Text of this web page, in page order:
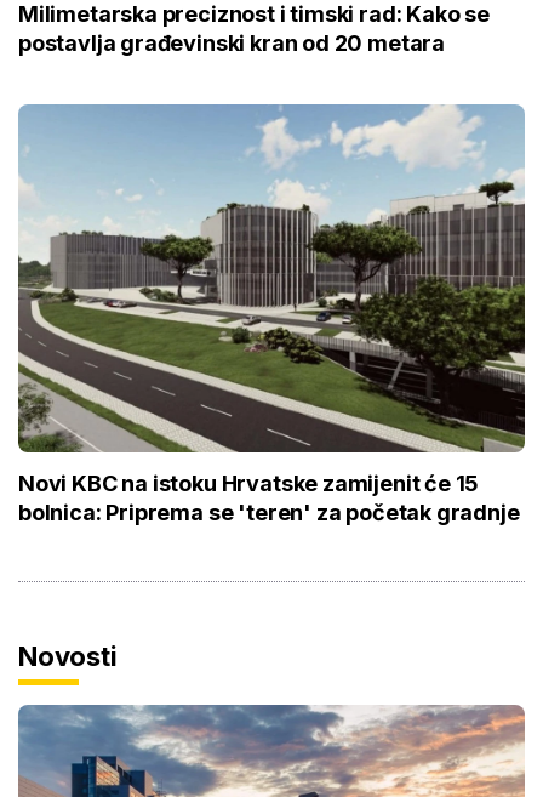
Milimetarska preciznost i timski rad: Kako se
postavlja građevinski kran od 20 metara
Novi KBC na istoku Hrvatske zamijenit će 15
bolnica: Priprema se 'teren' za početak gradnje
Novosti